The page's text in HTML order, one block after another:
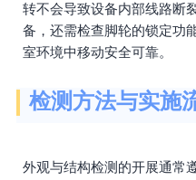
转不会导致设备内部线路断
备，还需检查脚轮的锁定功
室环境中移动安全可靠。
检测方法与实施
外观与结构检测的开展通常